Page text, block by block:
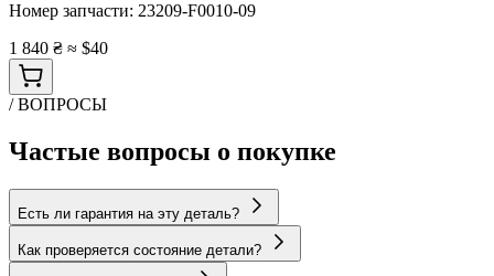
Номер запчасти: 23209-F0010-09
1 840 ₴ ≈ $40
/ ВОПРОСЫ
Частые вопросы о покупке
Есть ли гарантия на эту деталь?
Как проверяется состояние детали?